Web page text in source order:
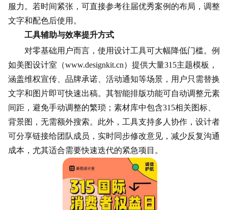
服力。若时间紧张，可直接参考往届优秀案例的布局，调整
文字和配色后使用。
工具辅助与效率提升方式
对零基础用户而言，使用设计工具可大幅降低门槛。例
如美图设计室（www.designkit.cn）提供大量315主题模板，
涵盖维权宣传、品牌承诺、活动通知等场景，用户只需替换
文字和图片即可快速出稿。其智能排版功能可自动调整元素
间距，避免手动调整的繁琐；素材库中包含315相关图标、
背景图，无需额外搜索。此外，工具支持多人协作，设计者
可分享链接给团队成员，实时同步修改意见，减少反复沟通
成本，尤其适合需要快速迭代的紧急项目。